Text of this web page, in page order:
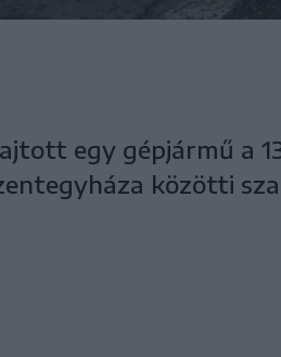
egy gépjármű a
közötti